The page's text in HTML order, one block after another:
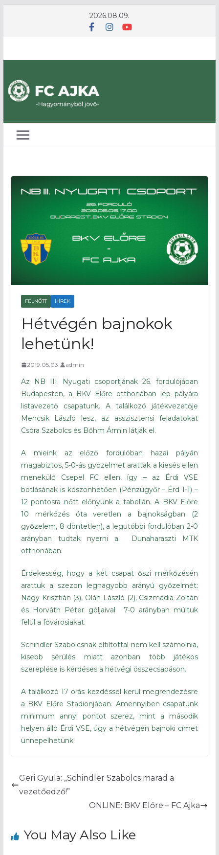
2026.08.09.
FELNŐTT HÍREK
Hétvégén bajnokok
lehetünk!
2019.05.03. admin
Az NB III. Nyugati csoportjának 26. fordulójában
Budapesten, a BKV Előre otthonában lép pályára
listavezető csapatunk. A találkozó játékvezetője
Mencsik László lesz, az asszisztensi feladatokat
Csóra Szabolcs és Bőhm Ármin látják el.
A mieink az előző fordulóban hazai pályán
magabiztos, 5-0-ás győzelmet arattak a kiesés ellen
menekülő Csepel FC ellen, így – az Érdi VSE
botlásának is köszönhetően (Pénzügyőr – Érd 1-1) –
12 pontosra nőtt előnyünk a tabellán. A BKV Előre
10 mérkőzés óta veretlen a bajnokságban (2
győzelem, 8 döntetlen), a legutóbbi fordulóban 2-0
arányban tudtak nyerni a Dunaharaszti MTK
otthonában.
Érdekesség, hogy a két csapat őszi mérkőzésén
arattuk a szezon legnagyobb arányú győzelmét:
Nagy Krisztián (3), Oláh László (2), Csizmadia Zoltán
és Horváth Péter góljaival 7-0 arányban múltuk
felül a fővárosiakat.
Schindler Szabolcsnak eltiltottal nem kell számolnia,
kisebb sérülés miatt azonban több játékos
szereplése is kérdéses a hétvégi összecsapáson.
A találkozó 17 órás kezdéssel kerül megrendezésre
a BKV Előre Stadionjában. Amennyiben csapatunk
minimum annyi pontot szerez, mint a második
helyen álló Érdi VSE, úgy a hétvégén bajnoki címet
ünnepelhetünk!
Geri Gyula: „Schindler Szabolcs marad a
vezetőedző!”
ONLINE: BKV Előre – FC Ajka
You May Also Like